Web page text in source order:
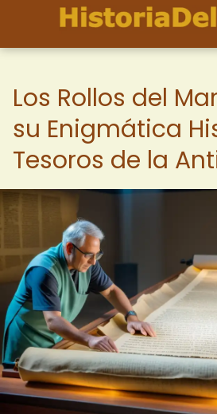
Los Rollos del
su Enigmática
Tesoros de la